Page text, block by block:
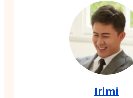
Irimi